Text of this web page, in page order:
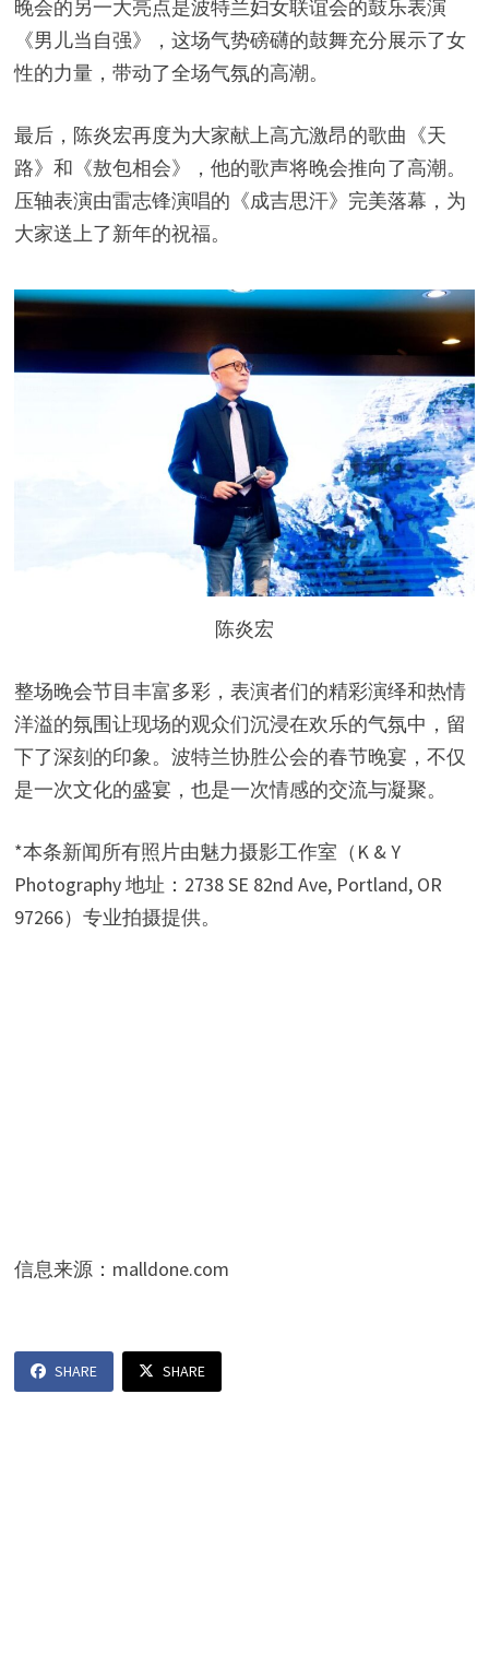
晚会的另一大亮点是波特兰妇女联谊会的鼓乐表演
《男儿当自强》，这场气势磅礴的鼓舞充分展示了女
性的力量，带动了全场气氛的高潮。
最后，陈炎宏再度为大家献上高亢激昂的歌曲《天
路》和《敖包相会》，他的歌声将晚会推向了高潮。
压轴表演由雷志锋演唱的《成吉思汗》完美落幕，为
大家送上了新年的祝福。
陈炎宏
整场晚会节目丰富多彩，表演者们的精彩演绎和热情
洋溢的氛围让现场的观众们沉浸在欢乐的气氛中，留
下了深刻的印象。波特兰协胜公会的春节晚宴，不仅
是一次文化的盛宴，也是一次情感的交流与凝聚。
*本条新闻所有照片由魅力摄影工作室（K & Y
Photography 地址：2738 SE 82nd Ave, Portland, OR
97266）专业拍摄提供。
信息来源：malldone.com
SHARE SHARE